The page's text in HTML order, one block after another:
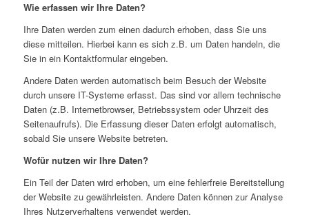
Wie erfassen wir Ihre Daten?
Ihre Daten werden zum einen dadurch erhoben, dass Sie uns
diese mitteilen. Hierbei kann es sich z.B. um Daten handeln, die
Sie in ein Kontaktformular eingeben.
Andere Daten werden automatisch beim Besuch der Website
durch unsere IT-Systeme erfasst. Das sind vor allem technische
Daten (z.B. Internetbrowser, Betriebssystem oder Uhrzeit des
Seitenaufrufs). Die Erfassung dieser Daten erfolgt automatisch,
sobald Sie unsere Website betreten.
Wofür nutzen wir Ihre Daten?
Ein Teil der Daten wird erhoben, um eine fehlerfreie Bereitstellung
der Website zu gewährleisten. Andere Daten können zur Analyse
Ihres Nutzerverhaltens verwendet werden.